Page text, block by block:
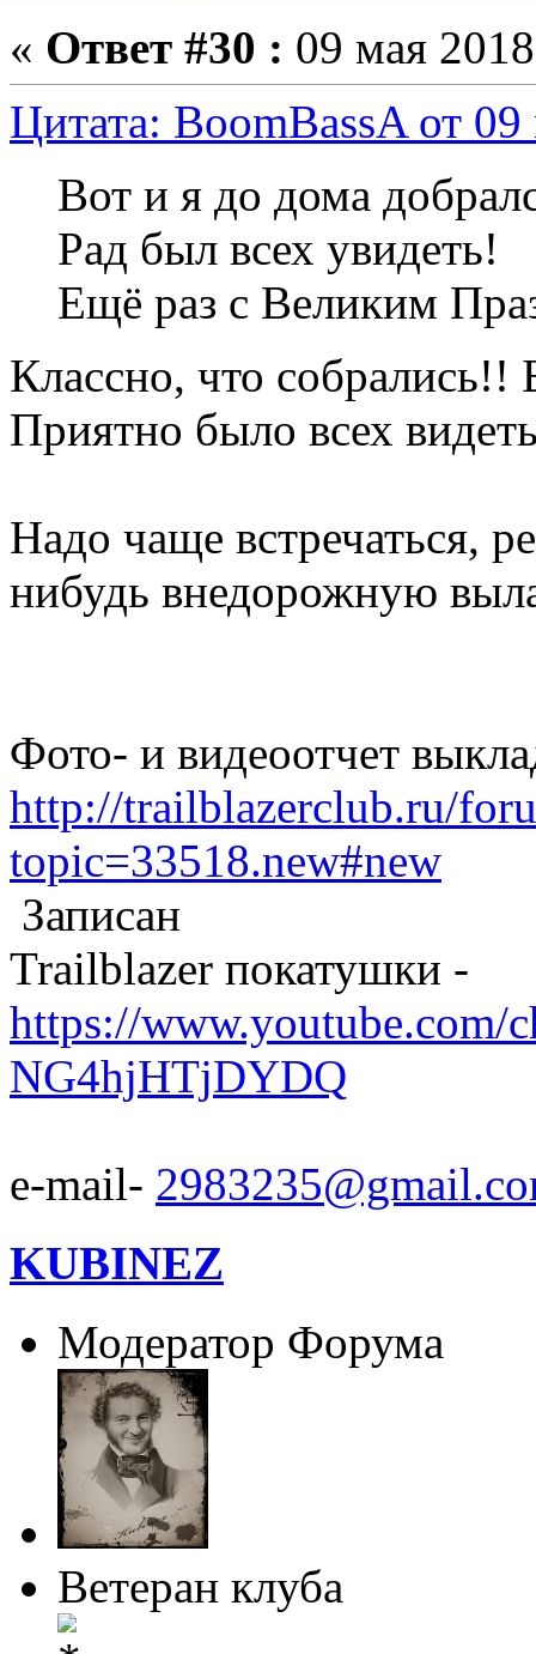
« Ответ #30 : 09 мая
Цитата: BoomBassA от
Вот и я до дома
Рад был всех увидеть!
Ещё раз с Великим
Классно, что собрались!!
Приятно было всех
Надо чаще встречаться,
нибудь внедорожную
Фото- и видеоотчет
http://trailblazerclub.ru/
topic=33518.new#new
Записан
Trailblazer покатушки -
https://
NG4hjHTjDYDQ
e-mail-
KUBINEZ
Модератор Форума
Ветеран клуба